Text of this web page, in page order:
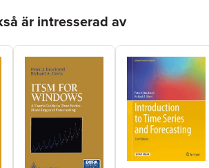
är intresserad av